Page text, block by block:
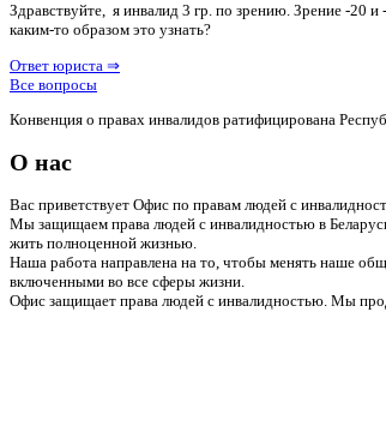
Здравствуйте, я инвалид 3 гр. по зрению. Зрение -20
каким-то образом это узнать?
Ответ юриста ⇒
Все вопросы
Конвенция о правах инвалидов ратифицирована
О нас
Вас приветствует Офис по правам людей с
Мы защищаем права людей с инвалидностью в
жить полноценной жизнью.
Наша работа направлена на то, чтобы менять наше
включенными во все сферы жизни.
Офис защищает права людей с инвалидностью. Мы